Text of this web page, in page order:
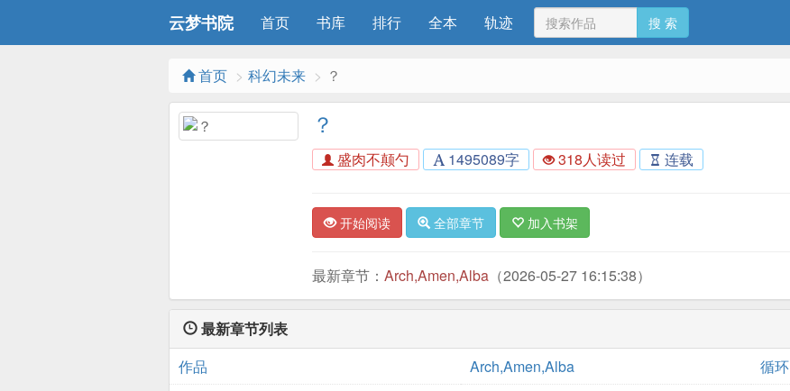
云梦书院 首页 书库 排行 全本 轨迹 搜 索
首页 科幻未来 ？
？
盛肉不颠勺 1495089字 318人读过 连载
开始阅读 全部章节 加入书架
最新章节： Arch,Amen,Alba（2026-05-27 16:15:38）
最新章节列表
作品
Arch,Amen,Alba
循环